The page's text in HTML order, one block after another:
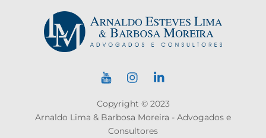
Copyright © 2023
Arnaldo Lima & Barbosa Moreira - Advogados e
Consultores